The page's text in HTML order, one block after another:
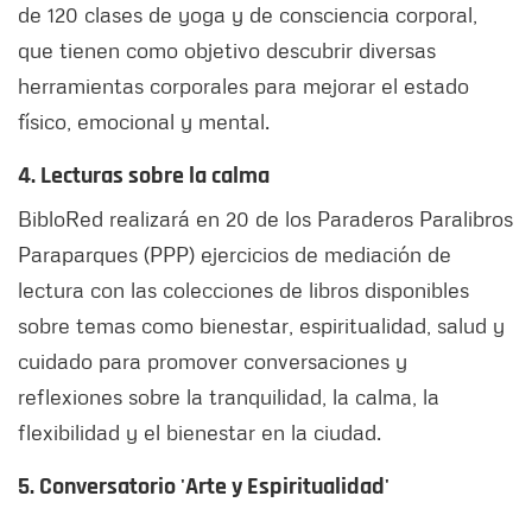
de 120 clases de yoga y de consciencia corporal,
que tienen como objetivo descubrir diversas
herramientas corporales para mejorar el estado
físico, emocional y mental.
4. Lecturas sobre la calma
BibloRed realizará en 20 de los Paraderos Paralibros
Paraparques (PPP) ejercicios de mediación de
lectura con las colecciones de libros disponibles
sobre temas como bienestar, espiritualidad, salud y
cuidado para promover conversaciones y
reflexiones sobre la tranquilidad, la calma, la
flexibilidad y el bienestar en la ciudad.
5. Conversatorio 'Arte y Espiritualidad'